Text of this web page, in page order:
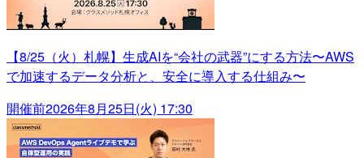
【8/25（火）札幌】生成AIを“会社の武器”にする方法〜AWS
で加速するデータ分析と、安全に導入する仕組み〜
開催前2026年8月25日(火) 17:30